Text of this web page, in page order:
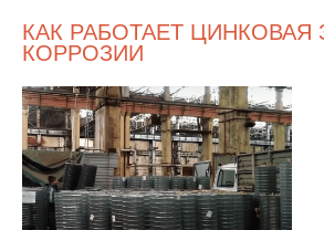
КАК РАБОТАЕТ ЦИНКОВАЯ
КОРРОЗИИ